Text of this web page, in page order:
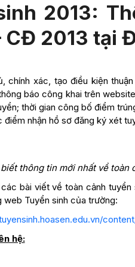
2013:
2013 tại
xác, tạo điều kiện
báo công khai trên
thời gian công bố điểm
nhận hồ sơ đăng ký xét
thông tin mới nhất về
bài viết về toàn cảnh
Tuyển sinh của trường:
hệ: